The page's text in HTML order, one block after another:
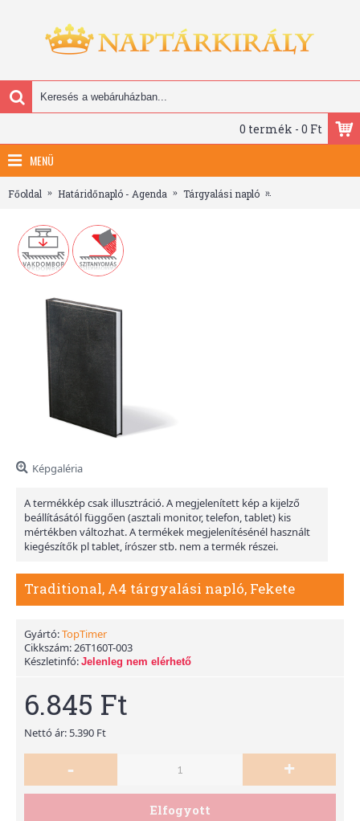
0 termék - 0 Ft
MENÜ
Főoldal Határidőnapló - Agenda Tárgyalási napló
Képgaléria
A termékkép csak illusztráció. A megjelenített kép a kijelző
beállításától függően (asztali monitor, telefon, tablet) kis
mértékben változhat. A termékek megjelenítésénél használt
kiegészítők pl tablet, írószer stb. nem a termék részei.
Traditional, A4 tárgyalási napló, Fekete
Gyártó:TopTimer
Cikkszám:26T160T-003
Készletinfó: Jelenleg nem elérhető
6.845 Ft
Nettó ár: 5.390 Ft
- +
Elfogyott